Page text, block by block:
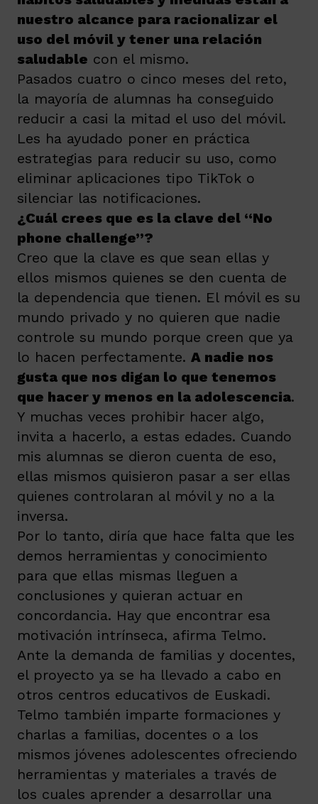
nuestro alcance para racionalizar el
uso del móvil y tener una relación
saludable con el mismo.
Pasados cuatro o cinco meses del reto,
la mayoría de alumnas ha conseguido
reducir a casi la mitad el uso del móvil.
Les ha ayudado poner en práctica
estrategias para reducir su uso, como
eliminar aplicaciones tipo TikTok o
silenciar las notificaciones.
¿Cuál crees que es la clave del “No
phone challenge”?
Creo que la clave es que sean ellas y
ellos mismos quienes se den cuenta de
la dependencia que tienen. El móvil es su
mundo privado y no quieren que nadie
controle su mundo porque creen que ya
lo hacen perfectamente. A nadie nos
gusta que nos digan lo que tenemos
que hacer y menos en la adolescencia.
Y muchas veces prohibir hacer algo,
invita a hacerlo, a estas edades. Cuando
mis alumnas se dieron cuenta de eso,
ellas mismos quisieron pasar a ser ellas
quienes controlaran al móvil y no a la
inversa.
Por lo tanto, diría que hace falta que les
demos herramientas y conocimiento
para que ellas mismas lleguen a
conclusiones y quieran actuar en
concordancia. Hay que encontrar esa
motivación intrínseca, afirma Telmo.
Ante la demanda de familias y docentes,
el proyecto ya se ha llevado a cabo en
otros centros educativos de Euskadi.
Telmo también imparte formaciones y
charlas a familias, docentes o a los
mismos jóvenes adolescentes ofreciendo
herramientas y materiales a través de
los cuales aprender a desarrollar una